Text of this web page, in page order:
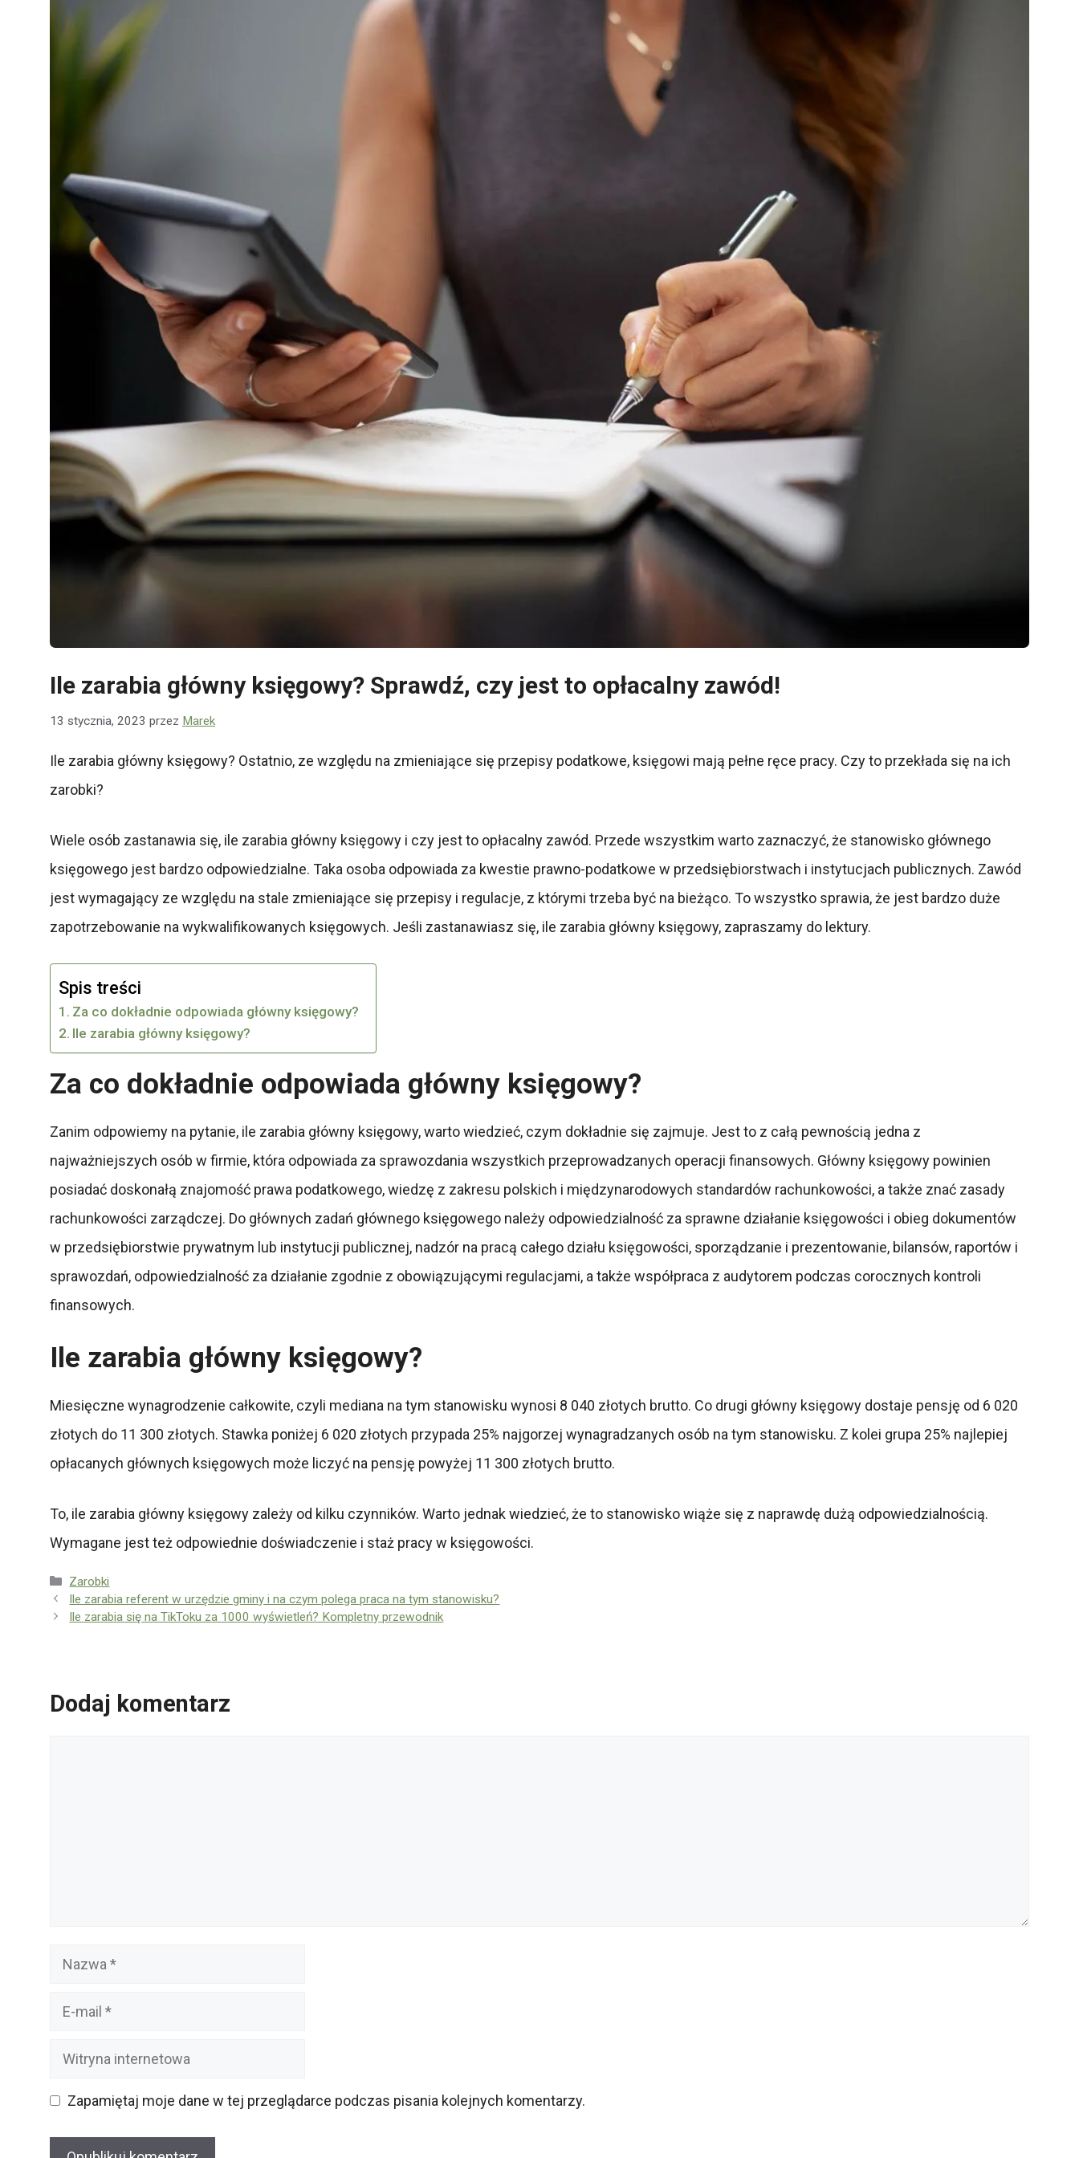
Ile zarabia główny księgowy? Sprawdź, czy jest to opłacalny zawód!
13 stycznia, 2023 przez Marek
Ile zarabia główny księgowy? Ostatnio, ze względu na zmieniające się przepisy podatkowe, księgowi mają pełne ręce pracy. Czy to przekłada się na ich
zarobki?
Wiele osób zastanawia się, ile zarabia główny księgowy i czy jest to opłacalny zawód. Przede wszystkim warto zaznaczyć, że stanowisko głównego
księgowego jest bardzo odpowiedzialne. Taka osoba odpowiada za kwestie prawno-podatkowe w przedsiębiorstwach i instytucjach publicznych. Zawód
jest wymagający ze względu na stale zmieniające się przepisy i regulacje, z którymi trzeba być na bieżąco. To wszystko sprawia, że jest bardzo duże
zapotrzebowanie na wykwalifikowanych księgowych. Jeśli zastanawiasz się, ile zarabia główny księgowy, zapraszamy do lektury.
Spis treści
Za co dokładnie odpowiada główny księgowy?
Ile zarabia główny księgowy?
Za co dokładnie odpowiada główny księgowy?
Zanim odpowiemy na pytanie, ile zarabia główny księgowy, warto wiedzieć, czym dokładnie się zajmuje. Jest to z całą pewnością jedna z
najważniejszych osób w firmie, która odpowiada za sprawozdania wszystkich przeprowadzanych operacji finansowych. Główny księgowy powinien
posiadać doskonałą znajomość prawa podatkowego, wiedzę z zakresu polskich i międzynarodowych standardów rachunkowości, a także znać zasady
rachunkowości zarządczej. Do głównych zadań głównego księgowego należy odpowiedzialność za sprawne działanie księgowości i obieg dokumentów
w przedsiębiorstwie prywatnym lub instytucji publicznej, nadzór na pracą całego działu księgowości, sporządzanie i prezentowanie, bilansów, raportów i
sprawozdań, odpowiedzialność za działanie zgodnie z obowiązującymi regulacjami, a także współpraca z audytorem podczas corocznych kontroli
finansowych.
Ile zarabia główny księgowy?
Miesięczne wynagrodzenie całkowite, czyli mediana na tym stanowisku wynosi 8 040 złotych brutto. Co drugi główny księgowy dostaje pensję od 6 020
złotych do 11 300 złotych. Stawka poniżej 6 020 złotych przypada 25% najgorzej wynagradzanych osób na tym stanowisku. Z kolei grupa 25% najlepiej
opłacanych głównych księgowych może liczyć na pensję powyżej 11 300 złotych brutto.
To, ile zarabia główny księgowy zależy od kilku czynników. Warto jednak wiedzieć, że to stanowisko wiąże się z naprawdę dużą odpowiedzialnością.
Wymagane jest też odpowiednie doświadczenie i staż pracy w księgowości.
Kategorie
Zarobki
Ile zarabia referent w urzędzie gminy i na czym polega praca na tym stanowisku?
Ile zarabia się na TikToku za 1000 wyświetleń? Kompletny przewodnik
Dodaj komentarz
Nazwa
Witryna
Zapamiętaj moje dane w tej przeglądarce podczas pisania kolejnych komentarzy.